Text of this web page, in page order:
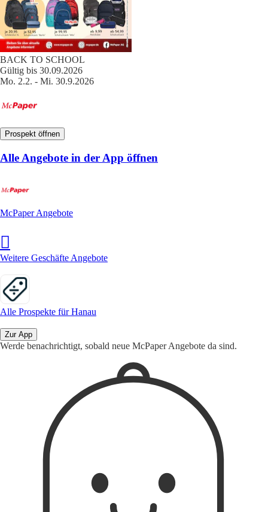
BACK TO SCHOOL
Gültig bis 30.09.2026
Mo. 2.2. - Mi. 30.9.2026
Prospekt öffnen
Alle Angebote in der App öffnen
McPaper Angebote
Weitere Geschäfte Angebote
Alle Prospekte für Hanau
Zur App
Werde benachrichtigt, sobald neue McPaper Angebote da sind.